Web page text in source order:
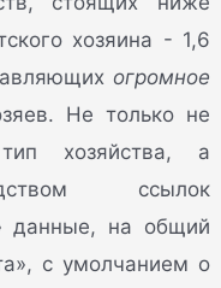
хозяина - 1,6
огромное
Не только не
хозяйства, а
ссылок
данные, на общий
с умолчанием о